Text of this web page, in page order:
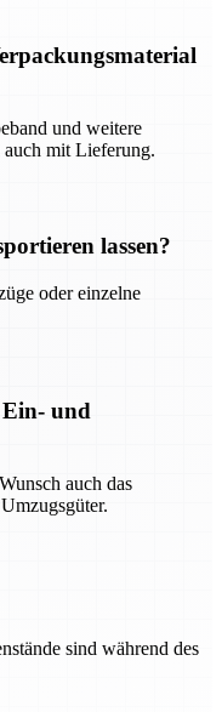
und weitere
mit Lieferung.
lassen?
oder einzelne
und
auch das
sind während des